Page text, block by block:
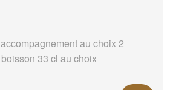
au choix 2
33 cl au choix